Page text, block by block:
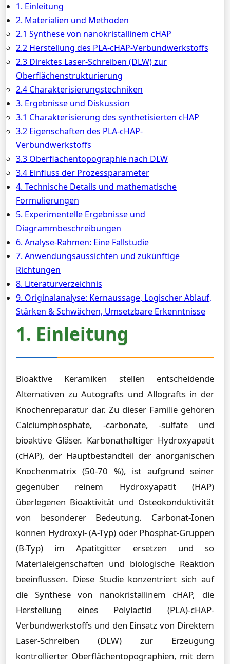
1. Einleitung
2. Materialien und Methoden
2.1 Synthese von nanokristallinem cHAP
2.2 Herstellung des PLA-cHAP-Verbundwerkstoffs
2.3 Direktes Laser-Schreiben (DLW) zur
Oberflächenstrukturierung
2.4 Charakterisierungstechniken
3. Ergebnisse und Diskussion
3.1 Charakterisierung des synthetisierten cHAP
3.2 Eigenschaften des PLA-cHAP-
Verbundwerkstoffs
3.3 Oberflächentopographie nach DLW
3.4 Einfluss der Prozessparameter
4. Technische Details und mathematische
Formulierungen
5. Experimentelle Ergebnisse und
Diagrammbeschreibungen
6. Analyse-Rahmen: Eine Fallstudie
7. Anwendungsaussichten und zukünftige
Richtungen
8. Literaturverzeichnis
9. Originalanalyse: Kernaussage, Logischer Ablauf,
Stärken & Schwächen, Umsetzbare Erkenntnisse
1. Einleitung
Bioaktive Keramiken stellen entscheidende
Alternativen zu Autografts und Allografts in der
Knochenreparatur dar. Zu dieser Familie gehören
Calciumphosphate, -carbonate, -sulfate und
bioaktive Gläser. Karbonathaltiger Hydroxyapatit
(cHAP), der Hauptbestandteil der anorganischen
Knochenmatrix (50-70 %), ist aufgrund seiner
gegenüber reinem Hydroxyapatit (HAP)
überlegenen Bioaktivität und Osteokonduktivität
von besonderer Bedeutung. Carbonat-Ionen
können Hydroxyl- (A-Typ) oder Phosphat-Gruppen
(B-Typ) im Apatitgitter ersetzen und so
Materialeigenschaften und biologische Reaktion
beeinflussen. Diese Studie konzentriert sich auf
die Synthese von nanokristallinem cHAP, die
Herstellung eines Polylactid (PLA)-cHAP-
Verbundwerkstoffs und den Einsatz von Direktem
Laser-Schreiben (DLW) zur Erzeugung
kontrollierter Oberflächentopographien, mit dem